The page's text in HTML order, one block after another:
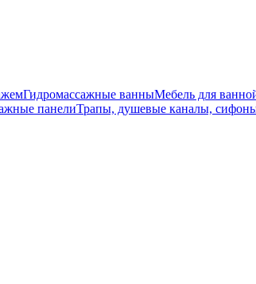
Гидромассажные ванныМебель для
панелиТрапы, душевые каналы,